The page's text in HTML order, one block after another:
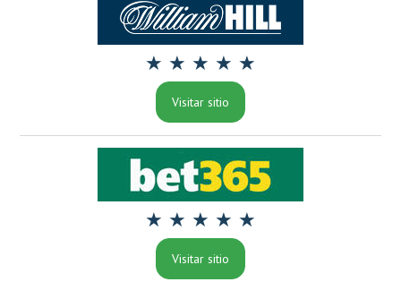
★ ★ ★ ★ ★
Visitar sitio
★ ★ ★ ★ ★
Visitar sitio